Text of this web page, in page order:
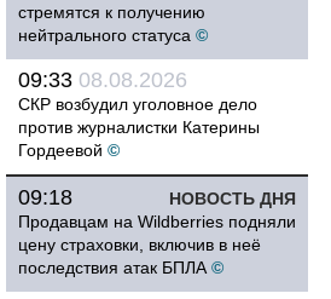
стремятся к получению
нейтрального статуса ©
09:33 08.08.2026
СКР возбудил уголовное дело
против журналистки Катерины
Гордеевой ©
НОВОСТЬ ДНЯ
09:18
Продавцам на Wildberries подняли
цену страховки, включив в неё
последствия атак БПЛА ©